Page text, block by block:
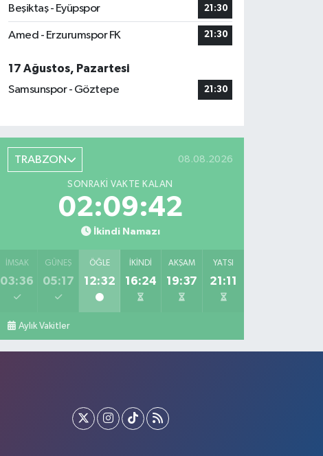
Beşiktaş - Eyüpspor 21:30
Amed - Erzurumspor FK 21:30
17 Ağustos, Pazartesi
Samsunspor - Göztepe
21:30
TRABZON 08.08.2026
SONRAKI VAKTE KALAN
02:09:41
İkindi Namazı
İMSAK
03:36
GÜNEŞ
05:17
ÖĞLE
12:32
İKINDI
16:24
AKŞAM
19:37
YATSI
21:11
Aylık Vakitler